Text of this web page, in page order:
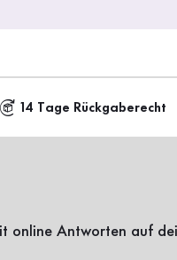
14 Tage Rückgaberecht
online Antworten auf